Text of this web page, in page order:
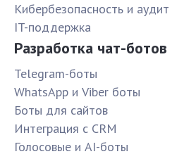
Кибербезопасность и аудит
IT-поддержка
Разработка чат-ботов
Telegram-боты
WhatsApp и Viber боты
Боты для сайтов
Интеграция с CRM
Голосовые и AI-боты